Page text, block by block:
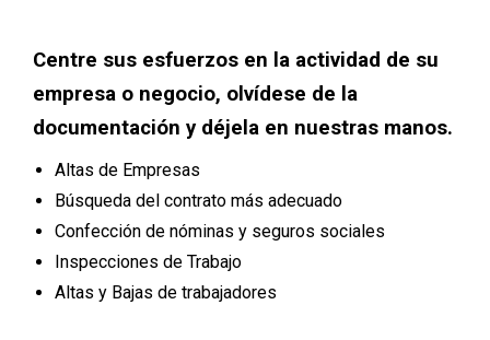
Centre sus esfuerzos en la actividad de su
empresa o negocio, olvídese de la
documentación y déjela en nuestras manos.
Altas de Empresas
Búsqueda del contrato más adecuado
Confección de nóminas y seguros sociales
Inspecciones de Trabajo
Altas y Bajas de trabajadores